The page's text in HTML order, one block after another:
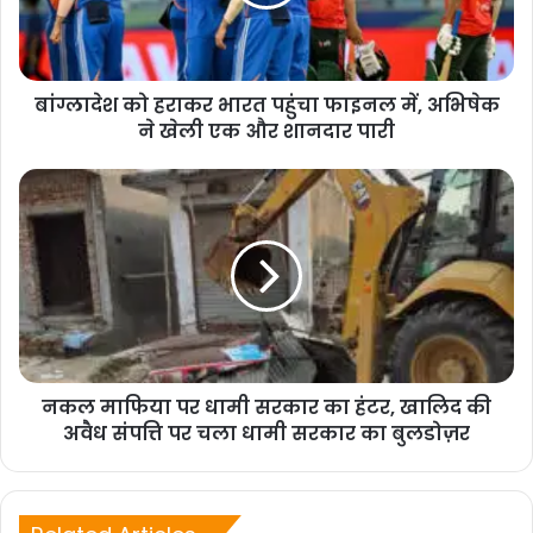
अचानक मेरे मन में आया चलो आज जश्न मनाते हैं। मुझे नहीं
पता कि लोग इसे कैसे लेंगे लेकिन मुझे इसकी परवाह नहीं
है’।
पीटीआई की रिपोर्ट् के अनुसार, बीसीसीआई की शिकायत के
बाद अगर हारिस रऊफ और साहिबजादा फरहान लिखित
आरोपों से इनकार करते हैं, तो उन्हें आईसीसी एलीट पैनल के
रेफरी रिची रिचर्डसन के सामने सुनवाई के लिए पेश होना पड़
सकता है। अगर वे नियमों के अनुसार अपने कार्यों को साबित
करने में विफल रहते हैं तो उन पर प्रतिबंध लगाया जा सकता
बीसीसीआई की शिकायत के जवाब में पीसीबी ने 14 सितंबर
बांग्लादेश को हराकर भारत पहुंचा फाइनल में, अभिषेक
ने खेली एक और शानदार पारी
नकल माफिया पर धामी सरकार का हंटर, खालिद की
अवैध संपत्ति पर चला धामी सरकार का बुलडोज़र